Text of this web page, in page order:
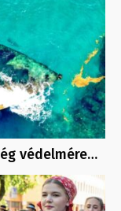
védelmére…